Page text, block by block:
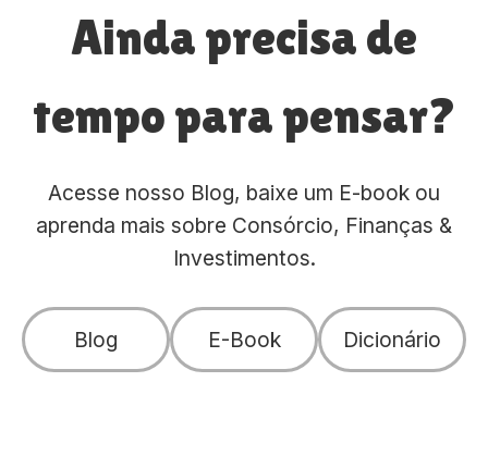
Ainda precisa de
tempo para pensar?
Acesse nosso Blog, baixe um E-book ou
aprenda mais sobre Consórcio, Finanças &
Investimentos.
Blog E-Book Dicionário